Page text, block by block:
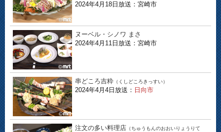
2024年4月18日放送：宮崎市
ヌーベル・シノワ まさ
2024年4月11日放送：宮崎市
串どころ吉粋 （くしどころきっすい）
2024年4月4日放送： 日向市
注文の多い料理店 （ちゅうもんのおおいりょうりて